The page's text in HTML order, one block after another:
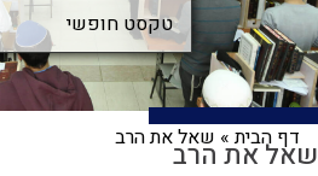
דף הבית» שאל את הרבשאל את הרב